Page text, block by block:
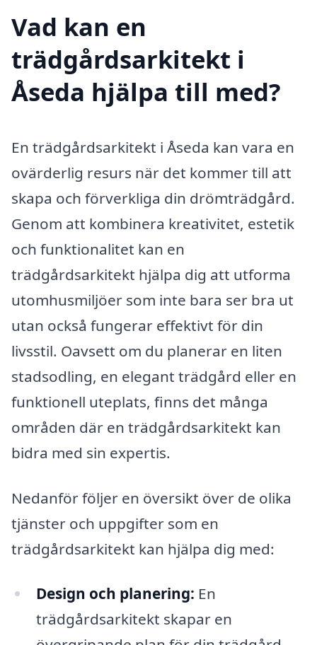
Vad kan en
trädgårdsarkitekt i
Åseda hjälpa till med?
En trädgårdsarkitekt i Åseda kan vara en
ovärderlig resurs när det kommer till att
skapa och förverkliga din drömträdgård.
Genom att kombinera kreativitet, estetik
och funktionalitet kan en
trädgårdsarkitekt hjälpa dig att utforma
utomhusmiljöer som inte bara ser bra ut
utan också fungerar effektivt för din
livsstil. Oavsett om du planerar en liten
stadsodling, en elegant trädgård eller en
funktionell uteplats, finns det många
områden där en trädgårdsarkitekt kan
bidra med sin expertis.
Nedanför följer en översikt över de olika
tjänster och uppgifter som en
trädgårdsarkitekt kan hjälpa dig med:
Design och planering: En
trädgårdsarkitekt skapar en